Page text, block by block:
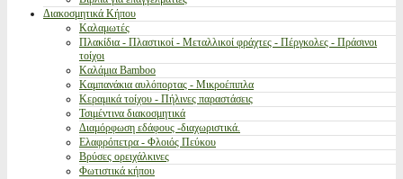
Διακοσμητικά Κήπου
Καλαμωτές
Πλακίδια - Πλαστικοί - Μεταλλικοί φράχτες - Πέργκολες - Πράσινοι
τοίχοι
Καλάμια Bamboo
Καμπανάκια αυλόπορτας - Μικροέπιπλα
Κεραμικά τοίχου - Πήλινες παραστάσεις
Τσιμέντινα διακοσμητικά
Διαμόρφωση εδάφους -διαχωριστικά.
Ελαφρόπετρα - Φλοιός Πεύκου
Βρύσες ορειχάλκινες
Φωτιστικά κήπου